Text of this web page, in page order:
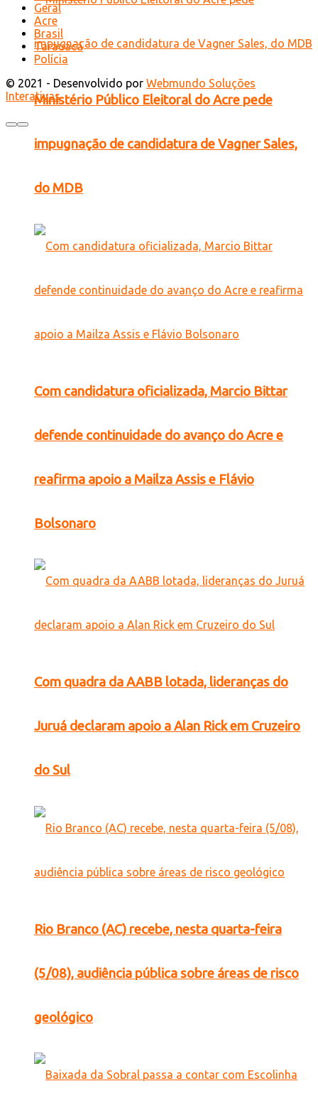
Ministério Público Eleitoral do Acre pede
impugnação de candidatura de Vagner Sales,
do MDB
Com candidatura oficializada, Marcio Bittar
defende continuidade do avanço do Acre e
reafirma apoio a Mailza Assis e Flávio
Bolsonaro
Com quadra da AABB lotada, lideranças do
Juruá declaram apoio a Alan Rick em Cruzeiro
do Sul
Rio Branco (AC) recebe, nesta quarta-feira
(5/08), audiência pública sobre áreas de risco
geológico
Geral
Acre
Brasil
Tarauacá
Polícia
© 2021 - Desenvolvido por Webmundo Soluções
Interativas